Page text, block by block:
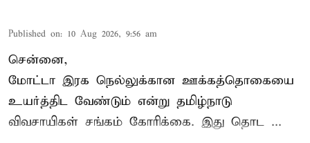
Published on: 10 Aug 2026, 9:56 am
சென்னை,
மோட்டா இரக நெல்லுக்கான ஊக்கத்தொகையை
உயர்த்திட வேண்டும் என்று தமிழ்நாடு
விவசாயிகள் சங்கம் கோரிக்கை. இது தொட ...